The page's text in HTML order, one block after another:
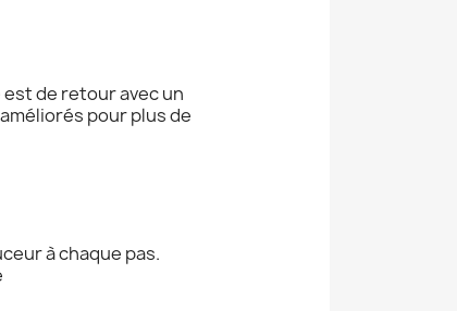
de retour avec un
pour plus de
à chaque pas.